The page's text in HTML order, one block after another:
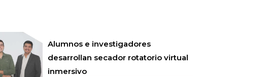
Alumnos e investigadores
desarrollan secador rotatorio virtual
inmersivo